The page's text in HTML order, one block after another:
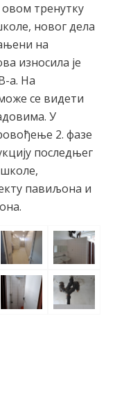
тренутку
новог дела
на
износила је
а. На
се видети
У
2. фазе
последњег
павиљона и